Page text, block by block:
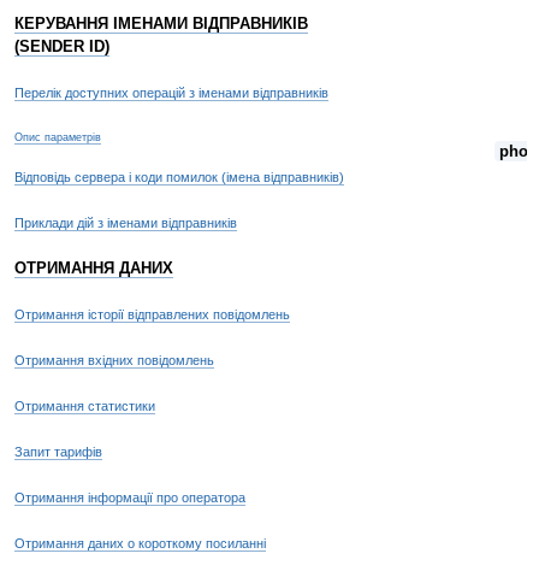
КЕРУВАННЯ ІМЕНАМИ ВІДПРАВНИКІВ
(SENDER ID)
Перелік доступних операцій з іменами відправників
Опис параметрів
Відповідь сервера і коди помилок (імена відправників)
Приклади дій з іменами відправників
ОТРИМАННЯ ДАНИХ
Отримання історії відправлених повідомлень
Отримання вхідних повідомлень
Отримання статистики
Запит тарифів
Отримання інформації про оператора
Отримання даних о короткому посиланні